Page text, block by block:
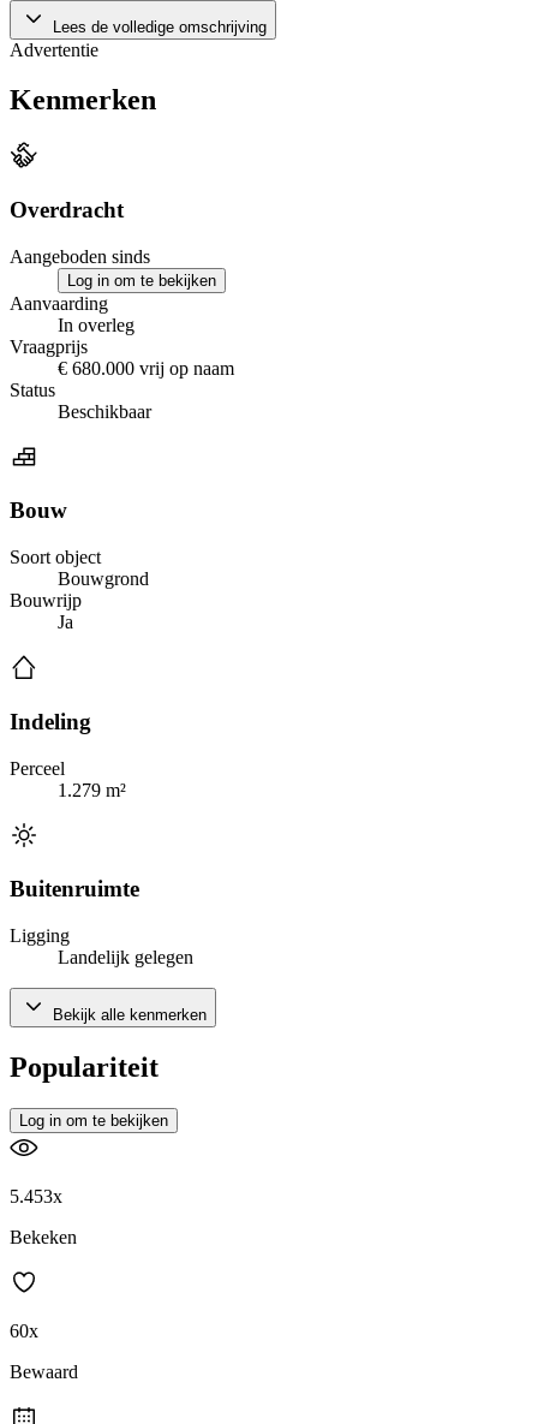
Lees de volledige omschrijving
Advertentie
Kenmerken
Overdracht
Aangeboden sinds
Log in om te bekijken
Aanvaarding
In overleg
Vraagprijs
€ 680.000 vrij op naam
Status
Beschikbaar
Bouw
Soort object
Bouwgrond
Bouwrijp
Ja
Indeling
Perceel
1.279 m²
Buitenruimte
Ligging
Landelijk gelegen
Bekijk alle kenmerken
Populariteit
Log in om te bekijken
5.453x
Bekeken
60x
Bewaard